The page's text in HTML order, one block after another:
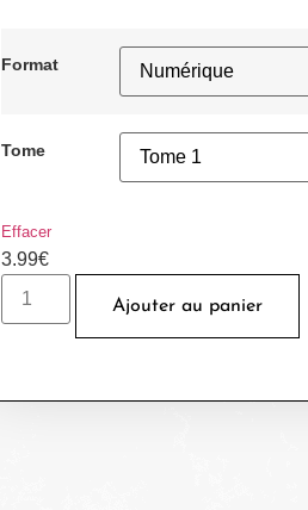
Format
Tome
Effacer
3.99€
Ajouter au panier